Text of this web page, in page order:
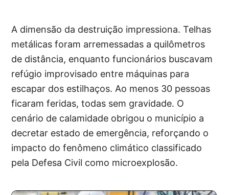
A dimensão da destruição impressiona. Telhas
metálicas foram arremessadas a quilômetros
de distância, enquanto funcionários buscavam
refúgio improvisado entre máquinas para
escapar dos estilhaços. Ao menos 30 pessoas
ficaram feridas, todas sem gravidade. O
cenário de calamidade obrigou o município a
decretar estado de emergência, reforçando o
impacto do fenômeno climático classificado
pela Defesa Civil como microexplosão.